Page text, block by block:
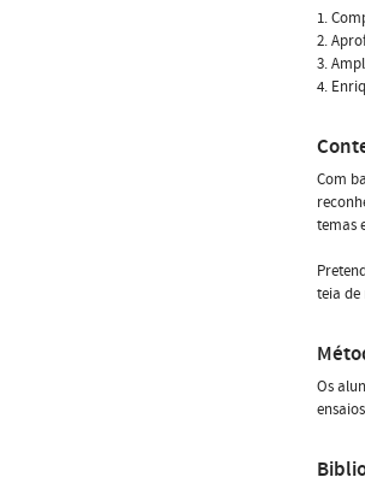
1.
2.
3.
4.
Com
temas
teia de
Os